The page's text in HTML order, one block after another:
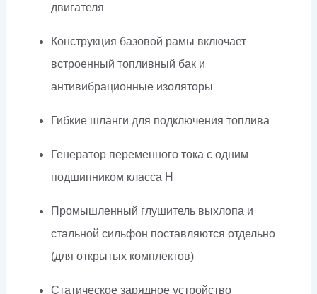
двигателя
Конструкция базовой рамы включает
встроенный топливный бак и
антивибрационные изоляторы
Гибкие шланги для подключения топлива
Генератор переменного тока с одним
подшипником класса H
Промышленный глушитель выхлопа и
стальной сильфон поставляются отдельно
(для открытых комплектов)
Статическое зарядное устройство